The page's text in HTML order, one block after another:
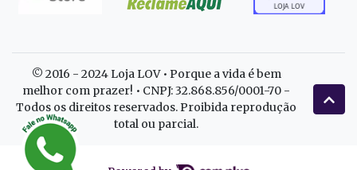
© 2016 - 2024 Loja LOV • Porque a vida é bem
melhor com prazer! • CNPJ: 32.868.856/0001-70 -
Todos os direitos reservados. Proibida reprodução
total ou parcial.